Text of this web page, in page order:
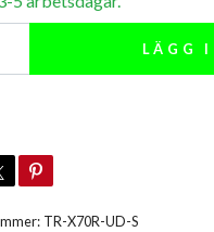
LÄGG I
TR-X70R-UD-S